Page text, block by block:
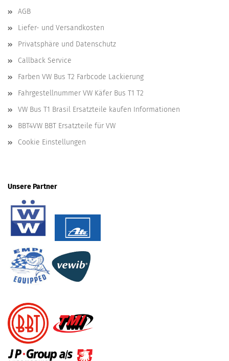
AGB
Liefer- und Versandkosten
Privatsphäre und Datenschutz
Callback Service
Farben VW Bus T2 Farbcode Lackierung
Fahrgestellnummer VW Käfer Bus T1 T2
VW Bus T1 Brasil Ersatzteile kaufen Informationen
BBT4VW BBT Ersatzteile für VW
Cookie Einstellungen
Unsere Partner